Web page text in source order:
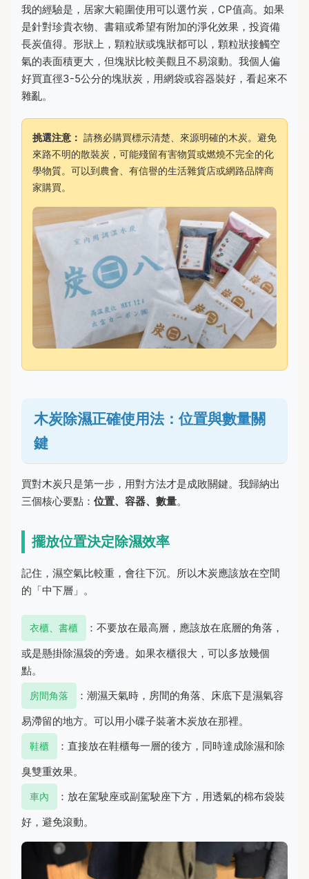
我的經驗是，居家大範圍使用可以選竹炭，CP值高。如果
是針對珍貴衣物、書籍或希望有附加的淨化效果，投資備
長炭值得。形狀上，顆粒狀或塊狀都可以，顆粒狀接觸空
氣的表面積更大，但塊狀比較美觀且不易滾動。我個人偏
好買直徑3-5公分的塊狀炭，用網袋或容器裝好，看起來不
雜亂。
挑選注意： 請務必購買標示清楚、來源明確的木炭。避免
來路不明的散裝炭，可能殘留有害物質或燃燒不完全的化
學物質。可以到農會、有信譽的生活雜貨店或網路品牌商
家購買。
木炭除濕正確使用法：位置與數量關
鍵
買對木炭只是第一步，用對方法才是成敗關鍵。我歸納出
三個核心要點： 位置、容器、數量。
擺放位置決定除濕效率
記住，濕空氣比較重，會往下沉。所以木炭應該放在空間
的「中下層」。
衣櫃、書櫃
：不要放在最高層，應該放在底層的角落，
或是懸掛除濕袋的旁邊。如果衣櫃很大，可以多放幾個
點。
房間角落
：潮濕天氣時，房間的角落、床底下是濕氣容
易滯留的地方。可以用小碟子裝著木炭放在那裡。
鞋櫃
：直接放在鞋櫃每一層的後方，同時達成除濕和除
臭雙重效果。
車內
：放在駕駛座或副駕駛座下方，用透氣的棉布袋裝
好，避免滾動。